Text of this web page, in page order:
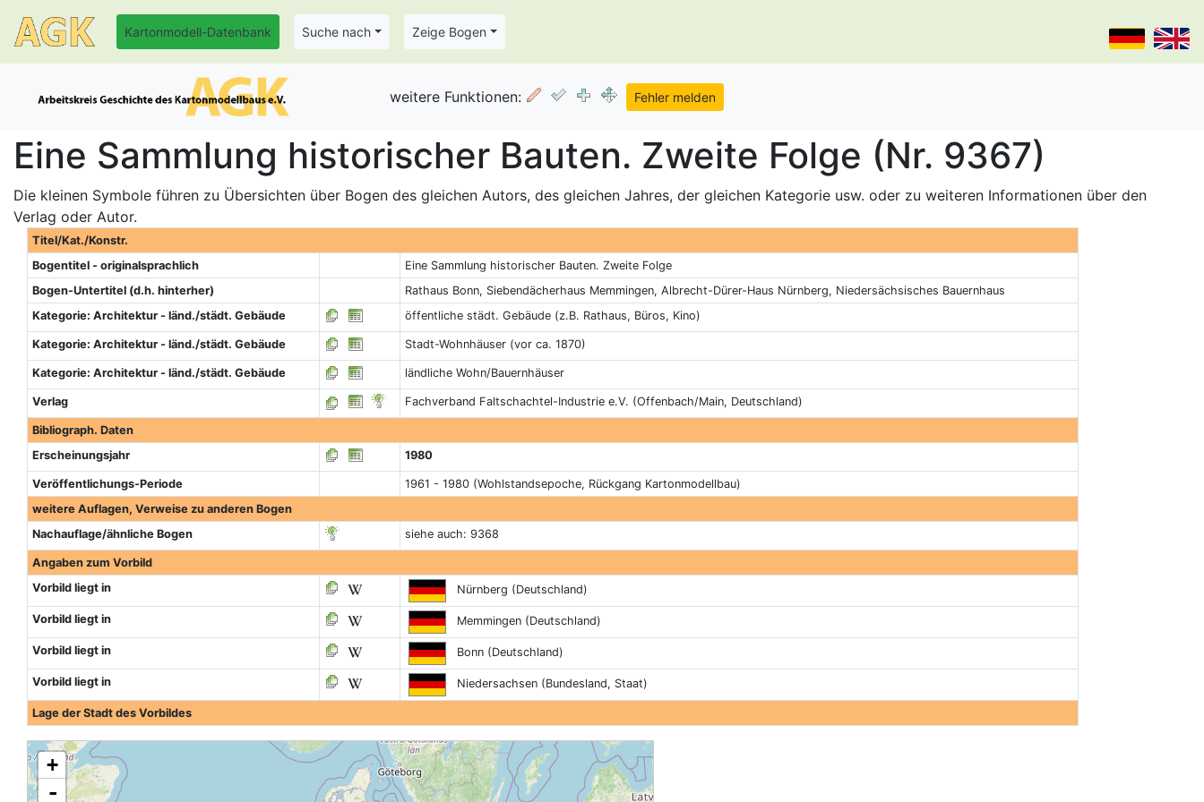
Kartonmodell-Datenbank Suche nach Zeige Bogen
weitere Funktionen:
Eine Sammlung historischer Bauten. Zweite Folge (Nr. 9367)
Die kleinen Symbole führen zu Übersichten über Bogen des gleichen Autors, des gleichen Jahres, der gleichen Kategorie usw. oder zu weiteren Informationen über den
Verlag oder Autor.
Titel/Kat./Konstr.
Bogentitel - originalsprachlich
Eine Sammlung historischer Bauten. Zweite Folge
Bogen-Untertitel (d.h. hinterher)
Rathaus Bonn, Siebendächerhaus Memmingen, Albrecht-Dürer-Haus Nürnberg, Niedersächsisches Bauernhaus
Kategorie: Architektur - länd./städt. Gebäude
öffentliche städt. Gebäude (z.B. Rathaus, Büros, Kino)
Kategorie: Architektur - länd./städt. Gebäude Stadt-Wohnhäuser (vor ca. 1870)
Kategorie: Architektur - länd./städt. Gebäude ländliche Wohn/Bauernhäuser
Verlag Fachverband Faltschachtel-Industrie e.V. (Offenbach/Main, Deutschland)
Bibliograph. Daten
Erscheinungsjahr
1980
Veröffentlichungs-Periode
1961 - 1980 (Wohlstandsepoche, Rückgang Kartonmodellbau)
weitere Auflagen, Verweise zu anderen Bogen
Nachauflage/ähnliche Bogen
siehe auch: 9368
Angaben zum Vorbild
Vorbild liegt in
Nürnberg (Deutschland)
Vorbild liegt in Memmingen (Deutschland)
Vorbild liegt in Bonn (Deutschland)
Vorbild liegt in Niedersachsen (Bundesland, Staat)
Lage der Stadt des Vorbildes
+
-